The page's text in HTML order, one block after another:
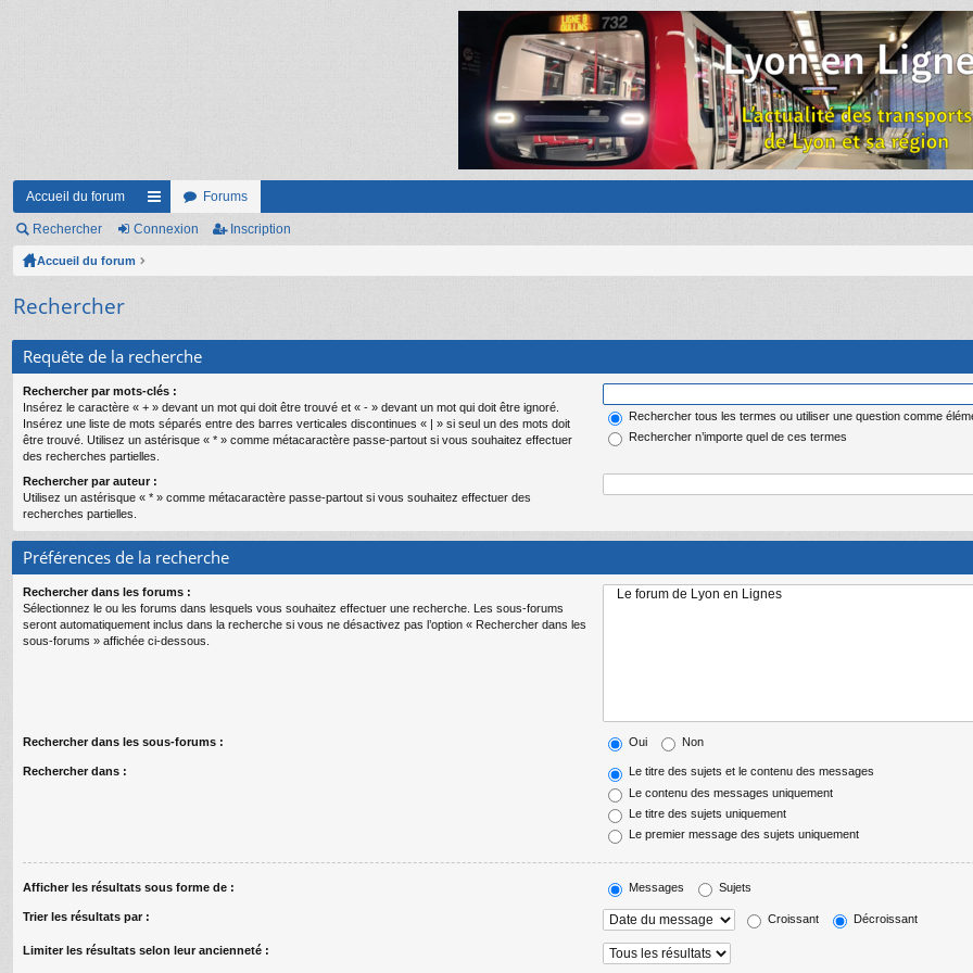
Accueil du forum
ac
s
Forums
Rechercher Connexion Inscription
Accueil du forum
Rechercher
Requête de la recherche
Rechercher par mots-clés :
Insérez le caractère « + » devant un mot qui doit être trouvé et « - » devant un mot qui doit être ignoré.
Insérez une liste de mots séparés entre des barres verticales discontinues « | » si seul un des mots doit
être trouvé. Utilisez un astérisque « * » comme métacaractère passe-partout si vous souhaitez effectuer
des recherches partielles.
Rechercher tous les termes ou utiliser une question comme
Rechercher n’importe quel de ces termes
Rechercher par auteur :
Utilisez un astérisque « * » comme métacaractère passe-partout si vous souhaitez effectuer des
recherches partielles.
Préférences de la recherche
Rechercher dans les forums :
Sélectionnez le ou les forums dans lesquels vous souhaitez effectuer une recherche. Les sous-forums
seront automatiquement inclus dans la recherche si vous ne désactivez pas l’option « Rechercher dans les
sous-forums » affichée ci-dessous.
Rechercher dans les sous-forums : Oui Non
Rechercher dans :
Le titre des sujets et le contenu des messages
Le contenu des messages uniquement
Le titre des sujets uniquement
Le premier message des sujets uniquement
Afficher les résultats sous forme de : Messages Sujets
Trier les résultats par : Croissant Décroissant
Limiter les résultats selon leur ancienneté :